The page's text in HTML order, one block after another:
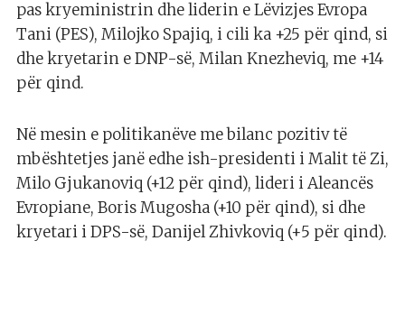
pas kryeministrin dhe liderin e Lëvizjes Evropa
Tani (PES), Milojko Spajiq, i cili ka +25 për qind, si
dhe kryetarin e DNP-së, Milan Knezheviq, me +14
për qind.
Në mesin e politikanëve me bilanc pozitiv të
mbështetjes janë edhe ish-presidenti i Malit të Zi,
Milo Gjukanoviq (+12 për qind), lideri i Aleancës
Evropiane, Boris Mugosha (+10 për qind), si dhe
kryetari i DPS-së, Danijel Zhivkoviq (+5 për qind).